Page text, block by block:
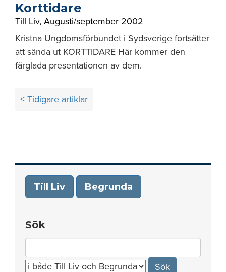
Korttidare
Till Liv, Augusti/september 2002
Kristna Ungdomsförbundet i Sydsverige fortsätter
att sända ut KORTTIDARE Här kommer den
färglada presentationen av dem.
Inläggsnavigering
< Tidigare artiklar
Till Liv Begrunda
Sök
for: